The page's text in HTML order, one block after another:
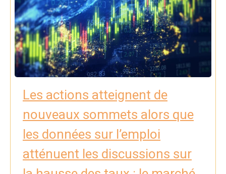
Les actions atteignent de
nouveaux sommets alors que
les données sur l’emploi
atténuent les discussions sur